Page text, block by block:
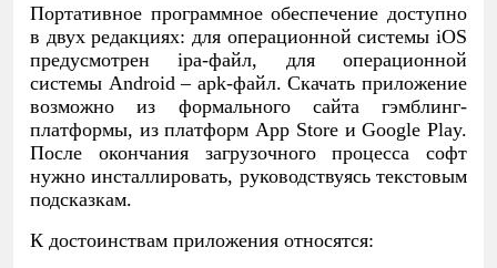
Портативное программное обеспечение доступно
в двух редакциях: для операционной системы iOS
предусмотрен ipa-файл, для операционной
системы Android – apk-файл. Скачать приложение
возможно из формального сайта гэмблинг-
платформы, из платформ App Store и Google Play.
После окончания загрузочного процесса софт
нужно инсталлировать, руководствуясь текстовым
подсказкам.
К достоинствам приложения относятся: